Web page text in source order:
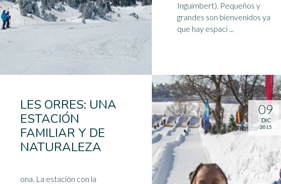
Inguimbert). Pequeños y
grandes son bienvenidos ya
que hay espaci ...
LES ORRES: UNA
ESTACIÓN
FAMILIAR Y DE
NATURALEZA
ona. La estación con la
09
DIC
2015